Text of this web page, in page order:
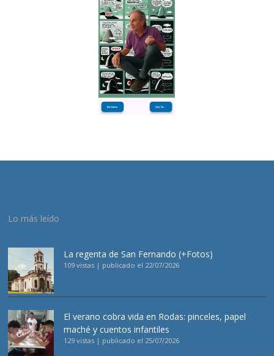
Lo más leído
La regenta de San Fernando (+Fotos)
109 vistas | publicado el 22/07/2026
El verano cobra vida en Rodas: pinceles, papel
maché y cuentos infantiles
129 vistas | publicado el 25/07/2026